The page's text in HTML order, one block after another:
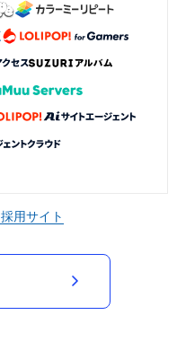
採用サイト